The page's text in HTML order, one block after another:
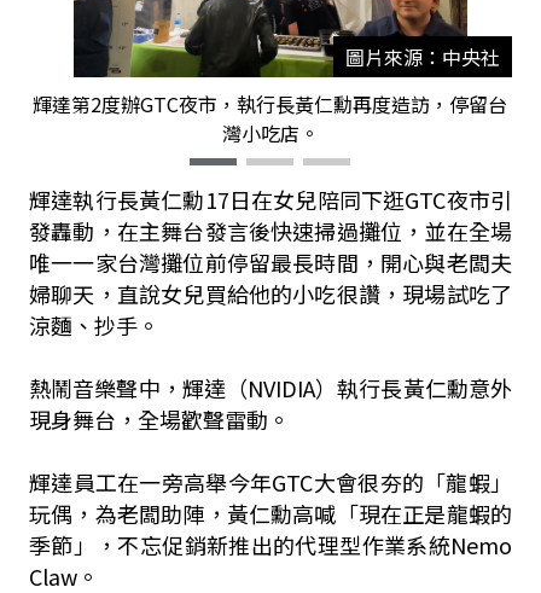
圖片來源：中央社
輝達第2度辦GTC夜市，執行長黃仁勳再度造訪，停留台
灣小吃店。
輝達執行長黃仁勳17日在女兒陪同下逛GTC夜市引
發轟動，在主舞台發言後快速掃過攤位，並在全場
唯一一家台灣攤位前停留最長時間，開心與老闆夫
婦聊天，直說女兒買給他的小吃很讚，現場試吃了
涼麵、抄手。
熱鬧音樂聲中，輝達（NVIDIA）執行長黃仁勳意外
現身舞台，全場歡聲雷動。
輝達員工在一旁高舉今年GTC大會很夯的「龍蝦」
玩偶，為老闆助陣，黃仁勳高喊「現在正是龍蝦的
季節」，不忘促銷新推出的代理型作業系統Nemo
Claw。